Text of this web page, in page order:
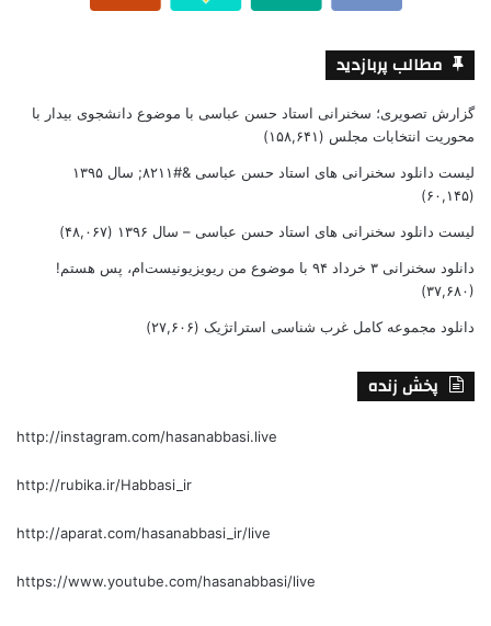
مطالب پربازدید
گزارش تصویری؛ سخنرانی استاد حسن عباسی با موضوع دانشجوی بیدار با
محوریت انتخابات مجلس (۱۵۸,۶۴۱)
لیست دانلود سخنرانی های استاد حسن عباسی &#۸۲۱۱; سال ۱۳۹۵
(۶۰,۱۴۵)
لیست دانلود سخنرانی های استاد حسن عباسی – سال ۱۳۹۶ (۴۸,۰۶۷)
دانلود سخنرانی ۳ خرداد ۹۴ با موضوع من ریویزیونیست‌ام، پس هستم!
(۳۷,۶۸۰)
دانلود مجموعه کامل غرب شناسی استراتژیک (۲۷,۶۰۶)
پخش زنده
http://instagram.com/hasanabbasi.live
http://rubika.ir/Habbasi_ir
http://aparat.com/hasanabbasi_ir/live
https://www.youtube.com/hasanabbasi/live